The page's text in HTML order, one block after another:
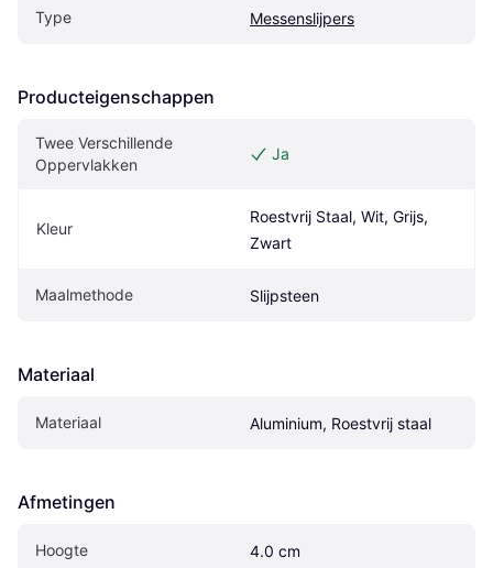
Type Messenslijpers
Producteigenschappen
Twee Verschillende
Oppervlakken
Ja
Kleur
Roestvrij Staal, Wit, Grijs,
Zwart
Maalmethode Slijpsteen
Materiaal
Materiaal Aluminium, Roestvrij staal
Afmetingen
Hoogte 4.0 cm